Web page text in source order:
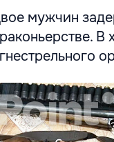
мужчин
В